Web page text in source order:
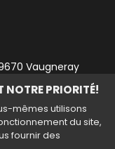
NOTRE PRIORITÉ!
mêmes utilisons
du site,
fournir des
Vaugneray
: 04 78 45 94